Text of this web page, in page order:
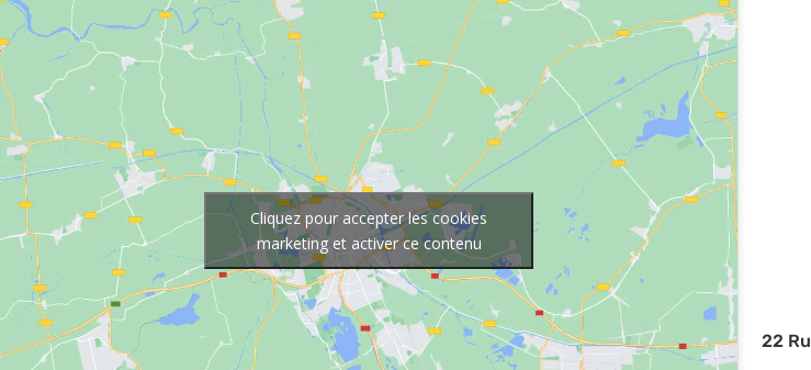
Cliquez pour accepter les cookies
marketing et activer ce contenu
22